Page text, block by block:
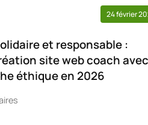
24 février
et responsable :
site web coach avec
éthique en 2026